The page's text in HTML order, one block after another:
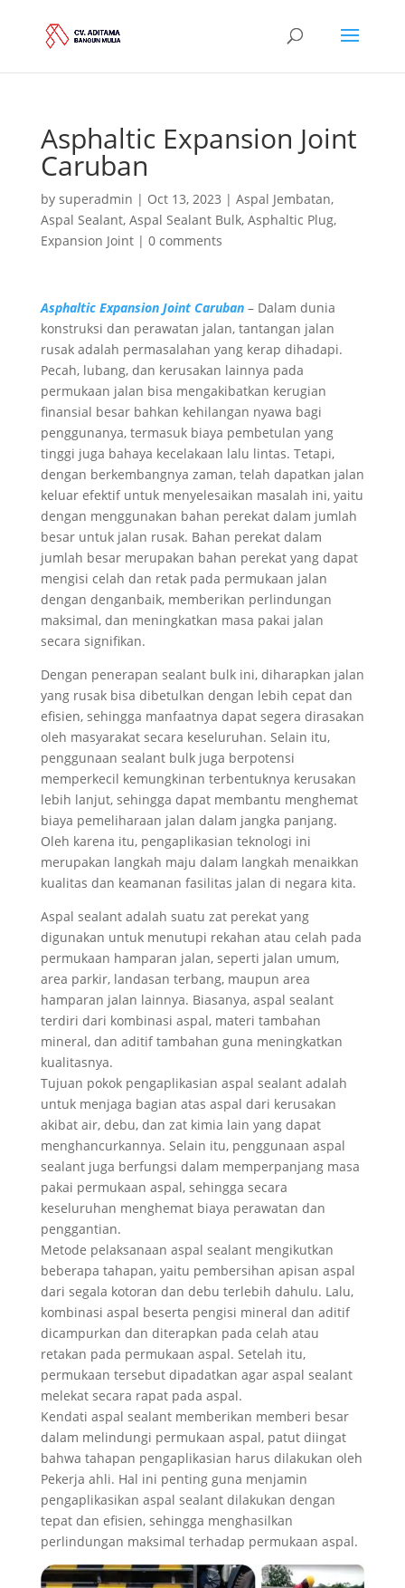
Asphaltic Expansion Joint
Caruban
by superadmin | Oct 13, 2023 | Aspal Jembatan,
Aspal Sealant, Aspal Sealant Bulk, Asphaltic Plug,
Expansion Joint| 0 comments
Asphaltic Expansion Joint Caruban– Dalam dunia
konstruksi dan perawatan jalan, tantangan jalan
rusak adalah permasalahan yang kerap dihadapi.
Pecah, lubang, dan kerusakan lainnya pada
permukaan jalan bisa mengakibatkan kerugian
finansial besar bahkan kehilangan nyawa bagi
penggunanya, termasuk biaya pembetulan yang
tinggi juga bahaya kecelakaan lalu lintas. Tetapi,
dengan berkembangnya zaman, telah dapatkan jalan
keluar efektif untuk menyelesaikan masalah ini, yaitu
dengan menggunakan bahan perekat dalam jumlah
besar untuk jalan rusak. Bahan perekat dalam
jumlah besar merupakan bahan perekat yang dapat
mengisi celah dan retak pada permukaan jalan
dengan denganbaik, memberikan perlindungan
maksimal, dan meningkatkan masa pakai jalan
secara signifikan.
Dengan penerapan sealant bulk ini, diharapkan jalan
yang rusak bisa dibetulkan dengan lebih cepat dan
efisien, sehingga manfaatnya dapat segera dirasakan
oleh masyarakat secara keseluruhan. Selain itu,
penggunaan sealant bulk juga berpotensi
memperkecil kemungkinan terbentuknya kerusakan
lebih lanjut, sehingga dapat membantu menghemat
biaya pemeliharaan jalan dalam jangka panjang.
Oleh karena itu, pengaplikasian teknologi ini
merupakan langkah maju dalam langkah menaikkan
kualitas dan keamanan fasilitas jalan di negara kita.
Aspal sealant adalah suatu zat perekat yang
digunakan untuk menutupi rekahan atau celah pada
permukaan hamparan jalan, seperti jalan umum,
area parkir, landasan terbang, maupun area
hamparan jalan lainnya. Biasanya, aspal sealant
terdiri dari kombinasi aspal, materi tambahan
mineral, dan aditif tambahan guna meningkatkan
kualitasnya.
Tujuan pokok pengaplikasian aspal sealant adalah
untuk menjaga bagian atas aspal dari kerusakan
akibat air, debu, dan zat kimia lain yang dapat
menghancurkannya. Selain itu, penggunaan aspal
sealant juga berfungsi dalam memperpanjang masa
pakai permukaan aspal, sehingga secara
keseluruhan menghemat biaya perawatan dan
penggantian.
Metode pelaksanaan aspal sealant mengikutkan
beberapa tahapan, yaitu pembersihan apisan aspal
dari segala kotoran dan debu terlebih dahulu. Lalu,
kombinasi aspal beserta pengisi mineral dan aditif
dicampurkan dan diterapkan pada celah atau
retakan pada permukaan aspal. Setelah itu,
permukaan tersebut dipadatkan agar aspal sealant
melekat secara rapat pada aspal.
Kendati aspal sealant memberikan memberi besar
dalam melindungi permukaan aspal, patut diingat
bahwa tahapan pengaplikasian harus dilakukan oleh
Pekerja ahli. Hal ini penting guna menjamin
pengaplikasikan aspal sealant dilakukan dengan
tepat dan efisien, sehingga menghasilkan
perlindungan maksimal terhadap permukaan aspal.